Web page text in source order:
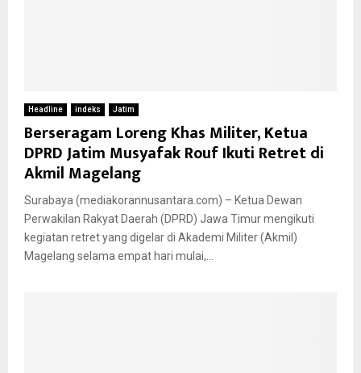
Headline indeks Jatim
Berseragam Loreng Khas Militer, Ketua
DPRD Jatim Musyafak Rouf Ikuti Retret di
Akmil Magelang
Surabaya (mediakorannusantara.com) – Ketua Dewan
Perwakilan Rakyat Daerah (DPRD) Jawa Timur mengikuti
kegiatan retret yang digelar di Akademi Militer (Akmil)
Magelang selama empat hari mulai,...